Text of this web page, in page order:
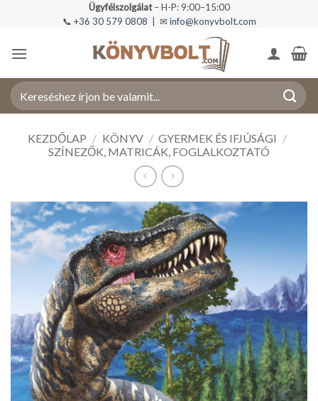
Ügyfélszolgálat– H-P: 9:00–15:00
📞 +36 30 579 0808 | ✉ info@konyvbolt.com
Keresés
a
KEZDŐLAP / KÖNYV / GYERMEK ÉS IFJÚSÁGI /
SZÍNEZŐK, MATRICÁK, FOGLALKOZTATÓ